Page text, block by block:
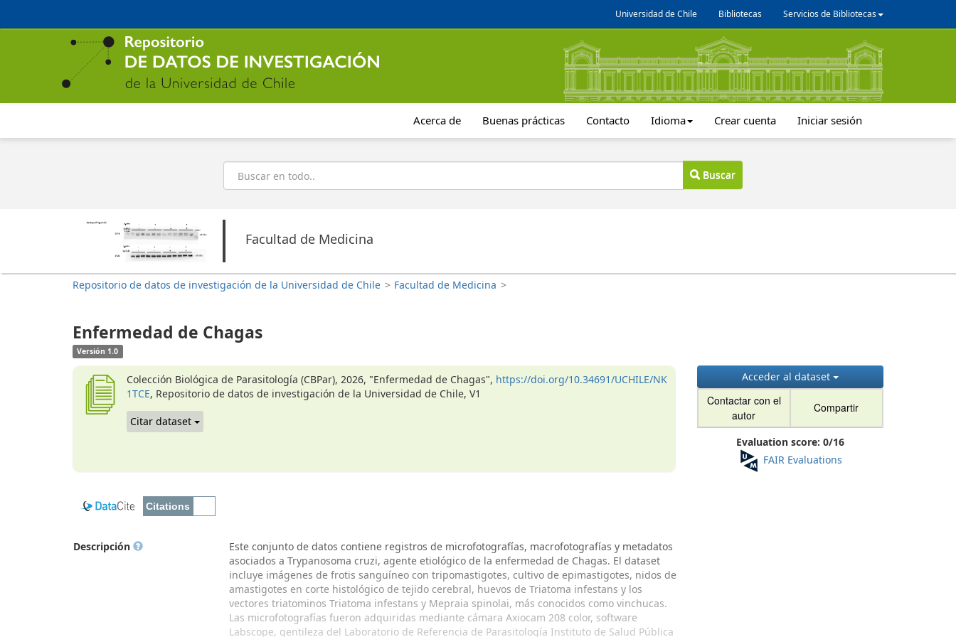
contenido
Universidad de Chile Bibliotecas Servicios de Bibliotecas
Acerca de Buenas prácticas Contacto Idioma Crear cuenta Iniciar sesión
Buscar
Buscar
Facultad de Medicina
Repositorio de datos de investigación de la Universidad de Chile > Facultad de Medicina >
Enfermedad de Chagas
Versión 1.0
Colección Biológica de Parasitología (CBPar), 2026, "Enfermedad de Chagas", https://doi.org/10.34691/UCHILE/NK
1TCE, Repositorio de datos de investigación de la Universidad de Chile, V1
Citar dataset
Acceder al dataset
Contactar con el
autor
Compartir
Evaluation score: 0/16
FAIR Evaluations
Descripción
Este conjunto de datos contiene registros de microfotografías, macrofotografías y metadatos
asociados a Trypanosoma cruzi, agente etiológico de la enfermedad de Chagas. El dataset
incluye imágenes de frotis sanguíneo con tripomastigotes, cultivo de epimastigotes, nidos de
amastigotes en corte histológico de tejido cerebral, huevos de Triatoma infestans y los
vectores triatominos Triatoma infestans y Mepraia spinolai, más conocidos como vinchucas.
Las microfotografías fueron adquiridas mediante cámara Axiocam 208 color, software
Labscope, gentileza del Laboratorio de Referencia de Parasitología Instituto de Salud Pública